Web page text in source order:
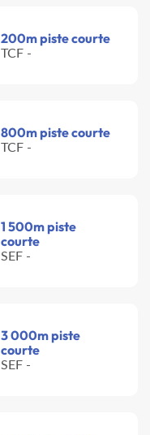
200m piste courte
TCF -
800m piste courte
TCF -
1 500m piste
courte
SEF -
3 000m piste
courte
SEF -